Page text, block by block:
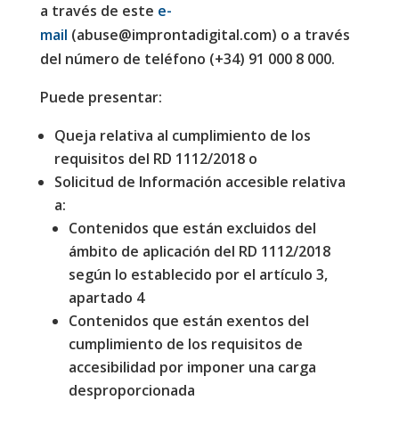
a través de este e-
mail (abuse@improntadigital.com) o a través
del número de teléfono (+34) 91 000 8 000.
Puede presentar:
Queja relativa al cumplimiento de los
requisitos del RD 1112/2018 o
Solicitud de Información accesible relativa
a:
Contenidos que están excluidos del
ámbito de aplicación del RD 1112/2018
según lo establecido por el artículo 3,
apartado 4
Contenidos que están exentos del
cumplimiento de los requisitos de
accesibilidad por imponer una carga
desproporcionada